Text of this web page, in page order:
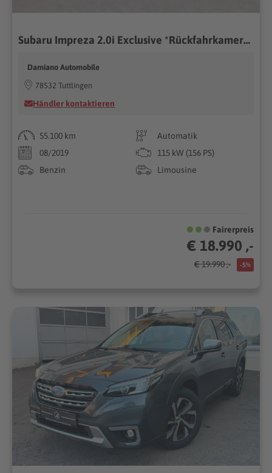
Subaru Impreza 2.0i Exclusive *Rückfahrkamera*Allrad*
Damiano Automobile
78532 Tuttlingen
Händler kontaktieren
55.100 km
Automatik
08/2019
115 kW (156 PS)
Benzin
Limousine
Fairerpreis
€ 18.990 ,-
€ 19.990 ,- -5%